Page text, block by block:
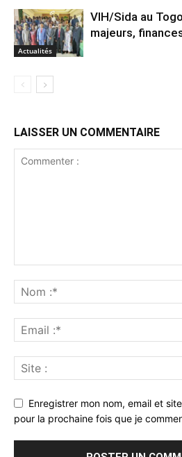
Actualités
VIH/Sida au
majeurs,
LAISSER UN COMMENTAIRE
Enregistrer mon nom, email et
pour la prochaine fois que je